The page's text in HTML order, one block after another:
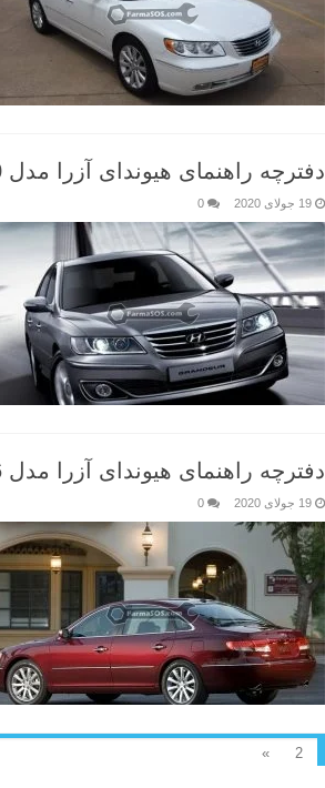
دفترچه راهنمای هیوندای آزرا مدل 2010
19 جولای 2020 0
دفترچه راهنمای هیوندای آزرا مدل 2006
19 جولای 2020 0
2
»